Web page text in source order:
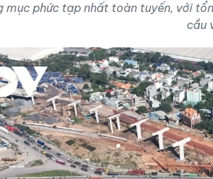
mục phức tạp nhất toàn tuyến, với
cầu